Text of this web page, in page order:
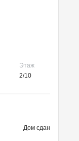
Этаж
2/10
Дом сдан